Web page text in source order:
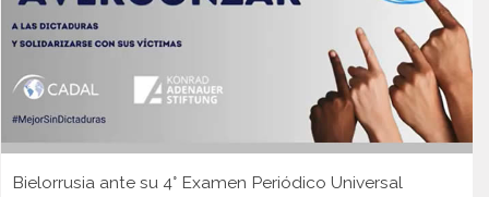
Bielorrusia ante su 4° Examen Periódico Universal